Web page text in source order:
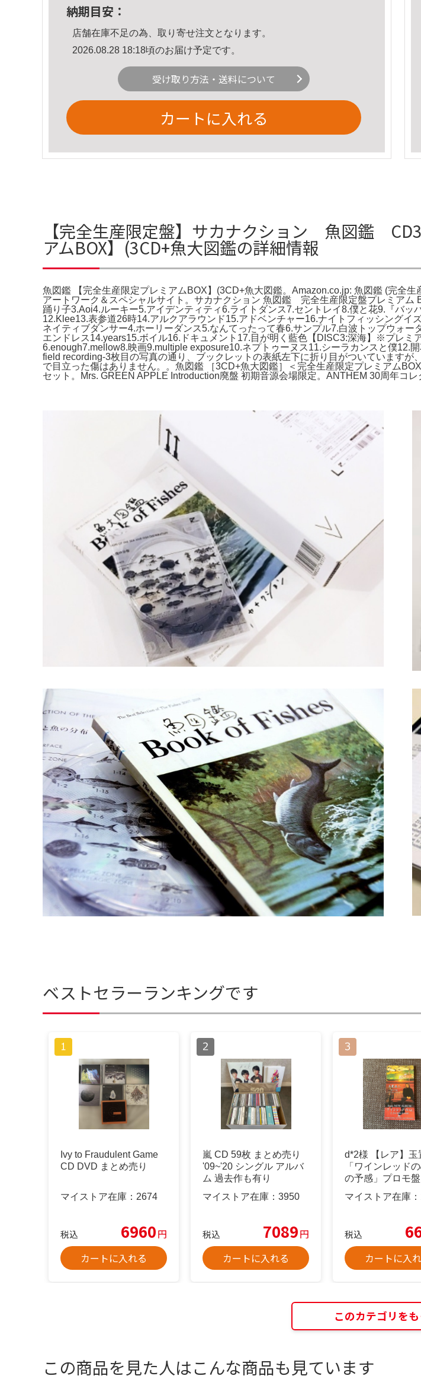
納期目安：
店舗在庫不足の為、取り寄せ注文となります。
2026.08.28 18:18頃のお届け予定です。
受け取り方法・送料について
カートに入れる
【完全生産限定盤】サカナクション 魚図鑑
アムBOX】(3CD+魚大図鑑の詳細情報
魚図鑑 【完全生産限定プレミアムBOX】(3CD+魚大図鑑。Amazon.co.jp: 魚図鑑 (完全
アートワーク＆スペシャルサイト。サカナクション 魚図鑑 完全生産限定盤プレミア
踊り子3.Aoi4.ルーキー5.アイデンティティ6.ライトダンス7.セントレイ8.僕と花9.『バ
12.Klee13.表参道26時14.アルクアラウンド15.アドベンチャー16.ナイトフィッシング
ネイティブダンサー4.ホーリーダンス5.なんてったって春6.サンプル7.白波トップウォ
エンドレス14.years15.ボイル16.ドキュメント17.目が明く藍色【DISC3:深海】※プレミ
6.enough7.mellow8.映画9.multiple exposure10.ネプトゥーヌス11.シーラカンスと僕12.
field recording-3枚目の写真の通り、ブックレットの表紙左下に折り目がついています
で目立った傷はありません。。魚図鑑 ［3CD+魚大図鑑］＜完全生産限定プレミアム
セット。Mrs. GREEN APPLE Introduction廃盤 初期音源会場限定。ANTHEM 30周年コ
ベストセラーランキングです
Ivy to Fraudulent Game
CD DVD まとめ売り
マイストア在庫： 2674
税込 6960円
カートに入れる
嵐 CD 59枚 まとめ売り
'09~'20 シングル アルバ
ム 過去作も有り
マイストア在庫： 3950
税込 7089円
カートに入れる
d*2様 【レア】玉
「ワインレッド
の予感」プロモ
マイストア在庫：
税込
カートに入
このカテゴリを
この商品を見た人はこんな商品も見ています